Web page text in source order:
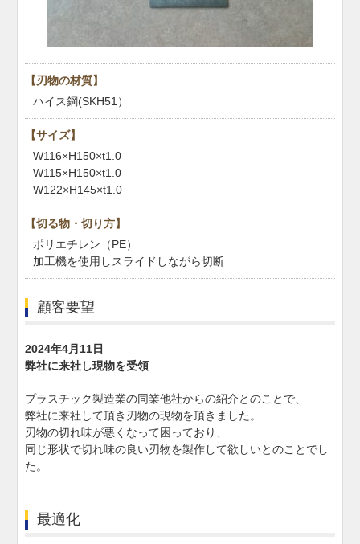
【刃物の材質】
ハイス鋼(SKH51）
【サイズ】
W116×H150×t1.0
W115×H150×t1.0
W122×H145×t1.0
【切る物・切り方】
ポリエチレン（PE）
加工機を使用しスライドしながら切断
顧客要望
2024年4月11日
弊社に来社し現物を受領
プラスチック製造業の同業他社からの紹介とのことで、
弊社に来社して頂き刃物の現物を頂きました。
刃物の切れ味が悪くなって困っており、
同じ形状で切れ味の良い刃物を製作して欲しいとのことでし
た。
最適化